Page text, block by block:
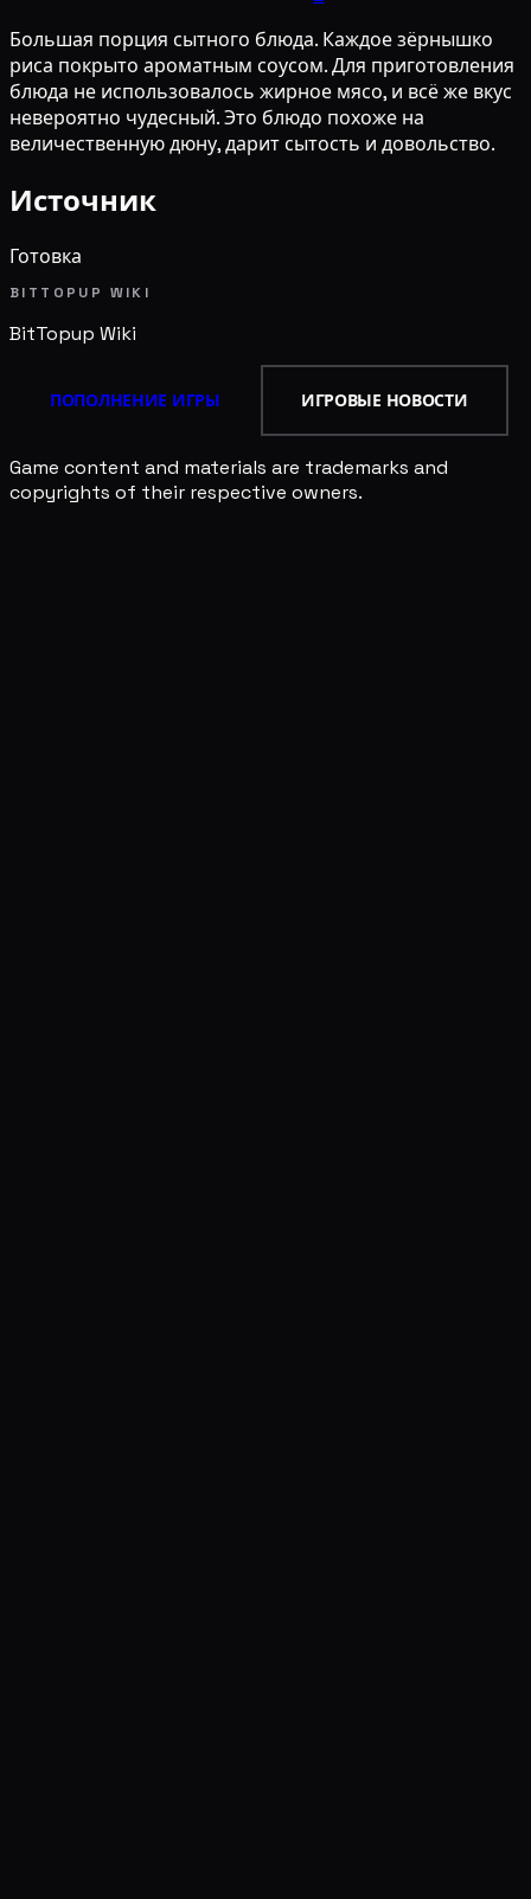
Большая порция сытного блюда. Каждое зёрнышко
риса покрыто ароматным соусом. Для приготовления
блюда не использовалось жирное мясо, и всё же вкус
невероятно чудесный. Это блюдо похоже на
величественную дюну, дарит сытость и довольство.
Источник
Готовка
BITTOPUP WIKI
BitTopup Wiki
ПОПОЛНЕНИЕ ИГРЫ ИГРОВЫЕ НОВОСТИ
Game content and materials are trademarks and
copyrights of their respective owners.